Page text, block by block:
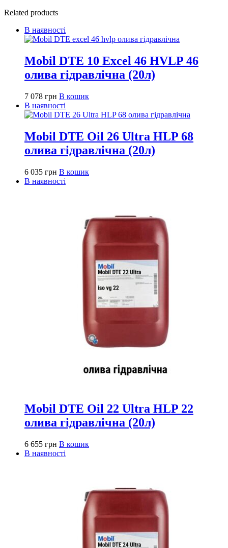
Related products
В наявності
Mobil DTE 10 Excel 46 HVLP 46
олива гідравлічна (20л)
7 078 грн В кошик
В наявності
Mobil DTE Oil 26 Ultra HLP 68
олива гідравлічна (20л)
6 035 грн В кошик
В наявності
Mobil DTE Oil 22 Ultra HLP 22
олива гідравлічна (20л)
6 655 грн В кошик
В наявності